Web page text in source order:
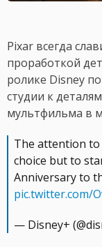
Pixar всегда
проработкой
ролике Disney
студии к
мультфильма в
The attention to
choice but to
Anniversary to
pic.twitter.com/
— Disney+